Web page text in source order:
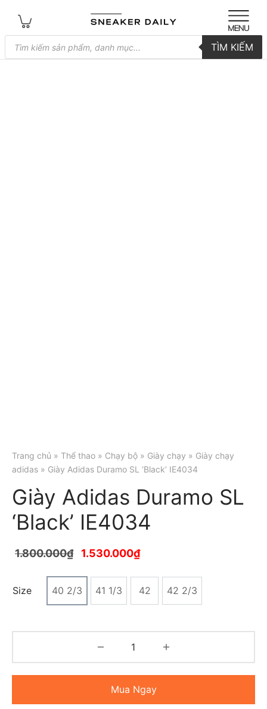
Tìm
kiếm
sản
TÌM KIẾM
Trang chủ » Thể thao » Chạy bộ » Giày chạy » Giày chạy
adidas » Giày Adidas Duramo SL ‘Black’ IE4034
Giày Adidas Duramo SL
‘Black’ IE4034
1.800.000₫ 1.530.000₫
Size 40 2/3 41 1/3 42 42 2/3
Mua Ngay